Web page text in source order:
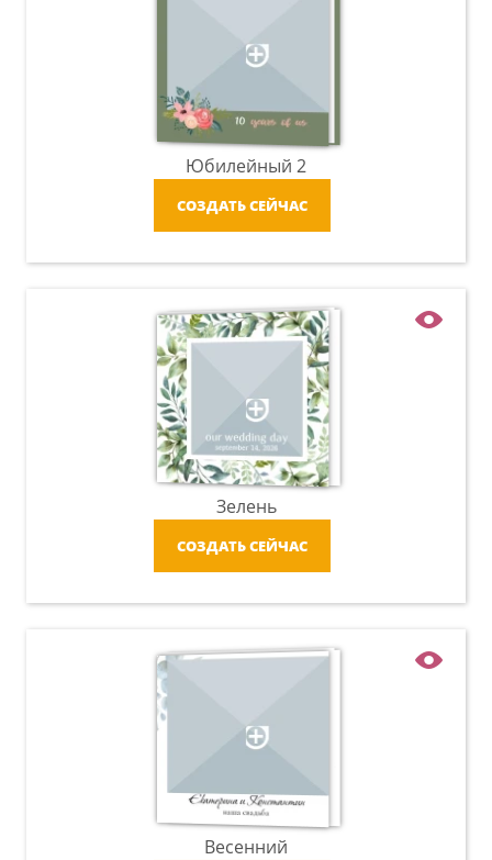
Юбилейный 2
СОЗДАТЬ СЕЙЧАС
Зелень
СОЗДАТЬ СЕЙЧАС
Весенний